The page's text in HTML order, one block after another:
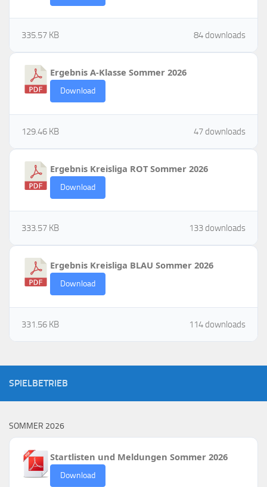
84 downloads
335.57 KB
Ergebnis A-Klasse Sommer 2026
Download
47 downloads
129.46 KB
Ergebnis Kreisliga ROT Sommer 2026
Download
133 downloads
333.57 KB
Ergebnis Kreisliga BLAU Sommer 2026
Download
114 downloads
331.56 KB
SPIELBETRIEB
SOMMER 2026
Startlisten und Meldungen Sommer 2026
Download